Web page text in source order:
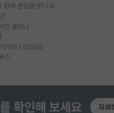
원래 관심을 받나요
?
진 올리냐
적이 나오네요
수